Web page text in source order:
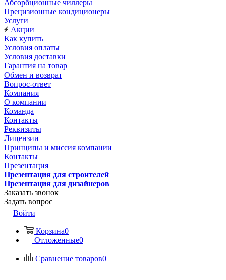
Абсорбционные чиллеры
Прецизионные кондиционеры
Услуги
Акции
Как купить
Условия оплаты
Условия доставки
Гарантия на товар
Обмен и возврат
Вопрос-ответ
Компания
О компании
Команда
Контакты
Реквизиты
Лицензии
Принципы и миссия компании
Контакты
Презентация
Презентация для строителей
Презентация для дизайнеров
Заказать звонок
Задать вопрос
Войти
Корзина0
Отложенные0
Сравнение товаров0